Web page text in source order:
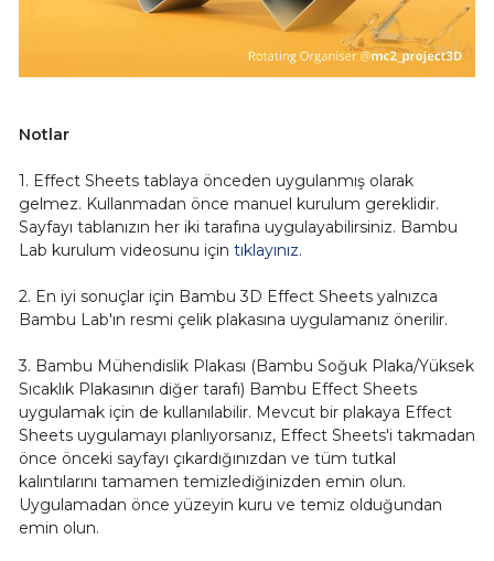
Notlar
1. Effect Sheets tablaya önceden uygulanmış olarak
gelmez. Kullanmadan önce manuel kurulum gereklidir.
Sayfayı tablanızın her iki tarafına uygulayabilirsiniz. Bambu
Lab kurulum videosunu için tıklayınız.
2. En iyi sonuçlar için Bambu 3D Effect Sheets yalnızca
Bambu Lab'ın resmi çelik plakasına uygulamanız önerilir.
3. Bambu Mühendislik Plakası (Bambu Soğuk Plaka/Yüksek
Sıcaklık Plakasının diğer tarafı) Bambu Effect Sheets
uygulamak için de kullanılabilir. Mevcut bir plakaya Effect
Sheets uygulamayı planlıyorsanız, Effect Sheets'i takmadan
önce önceki sayfayı çıkardığınızdan ve tüm tutkal
kalıntılarını tamamen temizlediğinizden emin olun.
Uygulamadan önce yüzeyin kuru ve temiz olduğundan
emin olun.